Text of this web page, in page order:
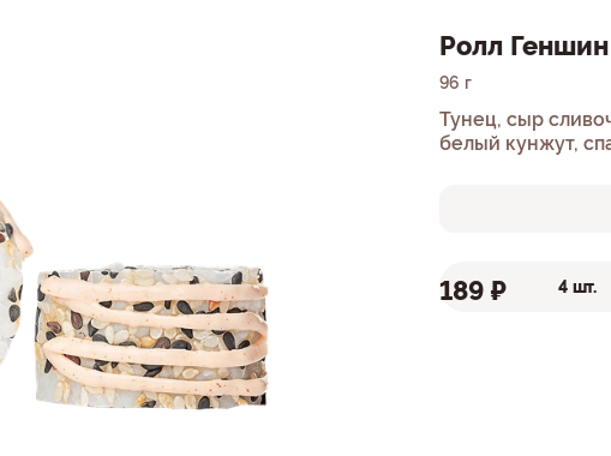
Ролл Геншин
96 г
Тунец, сыр
белый кунжут,
4 шт.
189 ₽